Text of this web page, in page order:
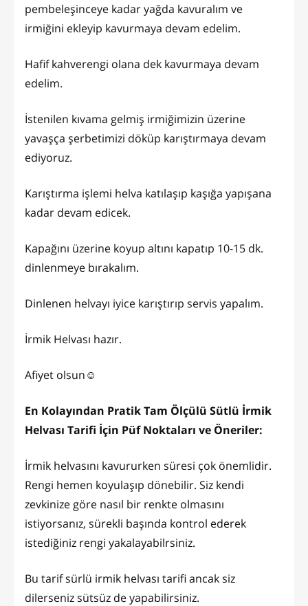
pembeleşinceye kadar yağda kavuralım ve
irmiğini ekleyip kavurmaya devam edelim.
Hafif kahverengi olana dek kavurmaya devam
edelim.
İstenilen kıvama gelmiş irmiğimizin üzerine
yavaşça şerbetimizi döküp karıştırmaya devam
ediyoruz.
Karıştırma işlemi helva katılaşıp kaşığa yapışana
kadar devam edicek.
Kapağını üzerine koyup altını kapatıp 10-15 dk.
dinlenmeye bırakalım.
Dinlenen helvayı iyice karıştırıp servis yapalım.
İrmik Helvası hazır.
Afiyet olsun☺️
En Kolayından Pratik Tam Ölçülü Sütlü İrmik
Helvası Tarifi İçin Püf Noktaları ve Öneriler:
İrmik helvasını kavururken süresi çok önemlidir.
Rengi hemen koyulaşıp dönebilir. Siz kendi
zevkinize göre nasıl bir renkte olmasını
istiyorsanız, sürekli başında kontrol ederek
istediğiniz rengi yakalayabilrsiniz.
Bu tarif sürlü irmik helvası tarifi ancak siz
dilerseniz sütsüz de yapabilirsiniz.